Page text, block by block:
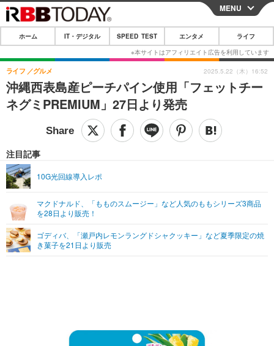
CLOSE
ホーム
IT・デジタル
IT・デジタルTOP スマートフォン
ショッピング その他
SPEED TEST
エンタメTOP 映画・ドラマ
グラビア
ショッピング その他
ライフTOP
その他
リリース一覧
MENU
ホーム IT・デジタル SPEED TEST エンタメ ライフ
沖縄西表島産ピーチパイン使用「フェットチー
ネグミPREMIUM」27日より発売
ライフ グルメ
注目記事
10G光回線導入レポ
マクドナルド、「もものスムージー」など人気のももシリーズ3商品
を28日より販売！
ゴディバ、「瀬戸内レモンラングドシャクッキー」など夏季限定の焼
き菓子を21日より販売
2025.5.22（木）16:52